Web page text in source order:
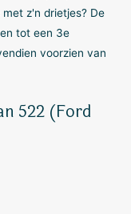
z'n drietjes? De
tot een 3e
voorzien van
522 (Ford